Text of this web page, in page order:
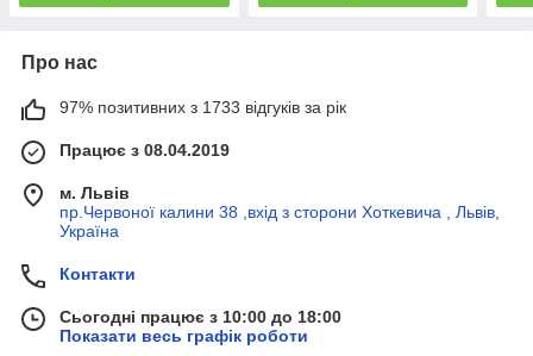
Про нас
97% позитивних з 1733 відгуків за рік
Працює з 08.04.2019
м. Львів
пр.Червоної калини 38 ,вхід з сторони Хоткевича , Львів,
Україна
Контакти
Сьогодні працює з 10:00 до 18:00
Показати весь графік роботи